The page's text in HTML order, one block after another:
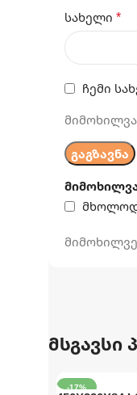
სახელი *
ჩემი
მსგავსი
-17%